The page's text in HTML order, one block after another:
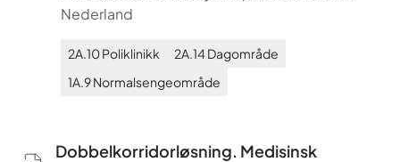
Nederland
2A.10Poliklinikk 2A.14 Dagområde
1A.9Normalsengeområde
Dobbelkorridorløsning. Medisinsk